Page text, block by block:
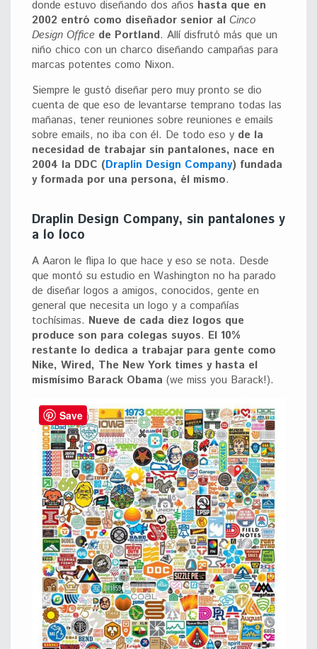
donde estuvo diseñando dos años hasta que en
2002 entró como diseñador senior al Cinco
Design Office de Portland. Allí disfrutó más que un
niño chico con un charco diseñando campañas para
marcas potentes como Nixon.
Siempre le gustó diseñar pero muy pronto se dio
cuenta de que eso de levantarse temprano todas las
mañanas, tener reuniones sobre reuniones e emails
sobre emails, no iba con él. De todo eso y de la
necesidad de trabajar sin pantalones, nace en
2004 la DDC (Draplin Design Company) fundada
y formada por una persona, él mismo.
Draplin Design Company, sin pantalones y
a lo loco
A Aaron le flipa lo que hace y eso se nota. Desde
que montó su estudio en Washington no ha parado
de diseñar logos a amigos, conocidos, gente en
general que necesita un logo y a compañías
tochísimas. Nueve de cada diez logos que
produce son para colegas suyos. El 10%
restante lo dedica a trabajar para gente como
Nike, Wired, The New York times y hasta el
mismísimo Barack Obama (we miss you Barack!).
Save